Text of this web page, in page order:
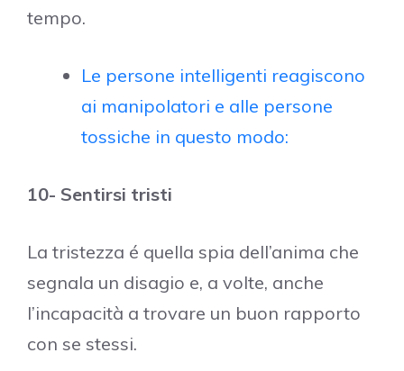
tempo.
Le persone intelligenti reagiscono
ai manipolatori e alle persone
tossiche in questo modo:
10- Sentirsi tristi
La tristezza é quella spia dell’anima che
segnala un disagio e, a volte, anche
l’incapacità a trovare un buon rapporto
con se stessi.